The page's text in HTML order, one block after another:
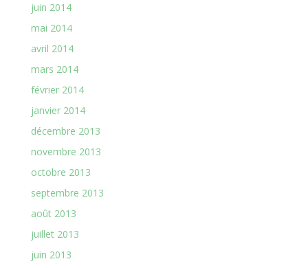
juin 2014
mai 2014
avril 2014
mars 2014
février 2014
janvier 2014
décembre 2013
novembre 2013
octobre 2013
septembre 2013
août 2013
juillet 2013
juin 2013